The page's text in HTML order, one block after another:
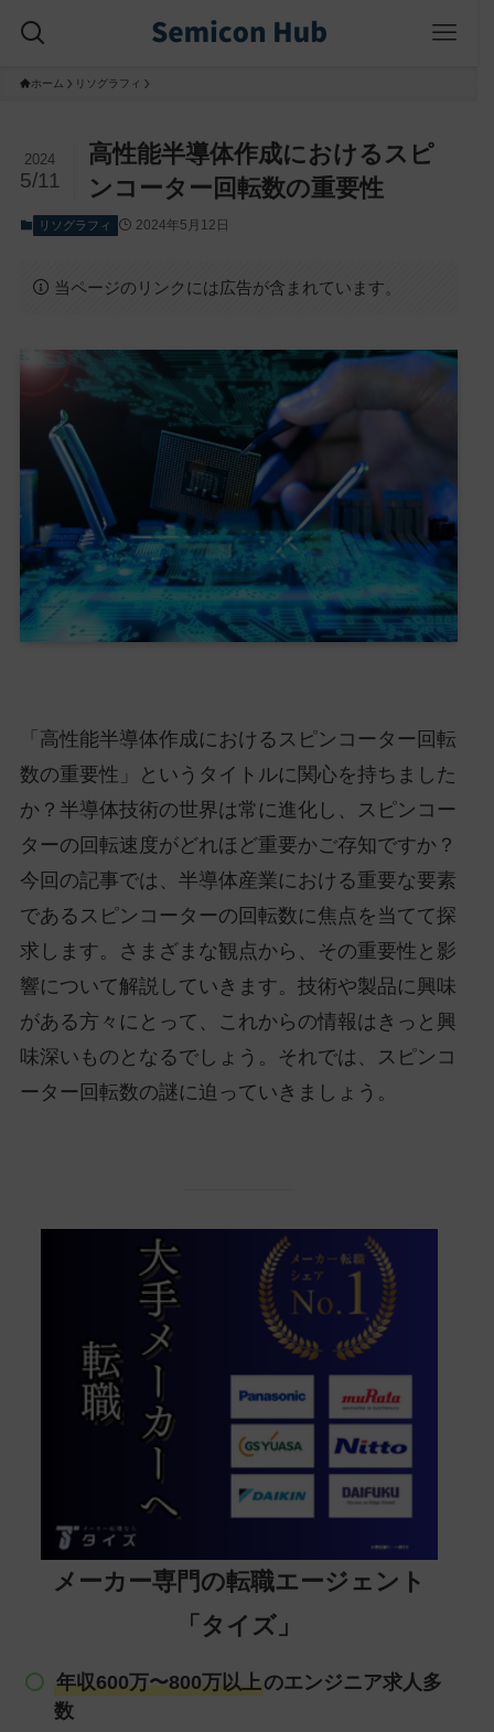
ホーム リソグラフィ
高性能半導体作成におけるスピ
ンコーター回転数の重要性
2024
5/11
リソグラフィ 2024年5月12日
当ページのリンクには広告が含まれています。
「高性能半導体作成におけるスピンコーター回転
数の重要性」というタイトルに関心を持ちました
か？半導体技術の世界は常に進化し、スピンコー
ターの回転速度がどれほど重要かご存知ですか？
今回の記事では、半導体産業における重要な要素
であるスピンコーターの回転数に焦点を当てて探
求します。さまざまな観点から、その重要性と影
響について解説していきます。技術や製品に興味
がある方々にとって、これからの情報はきっと興
味深いものとなるでしょう。それでは、スピンコ
ーター回転数の謎に迫っていきましょう。
メーカー専門の転職エージェント
「タイズ」
年収600万〜800万以上のエンジニア求人多
数